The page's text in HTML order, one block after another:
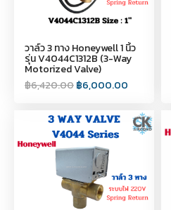
วาล์ว 3 ทาง Honeywell 1 นิ้ว
รุ่น V4044C1312B (3-Way
Motorized Valve)
฿6,420.00฿6,000.00